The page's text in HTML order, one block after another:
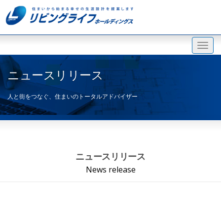
ニュースリリース
人と街をつなぐ、住まいのトータルアドバイザー
ニュースリリース
News release